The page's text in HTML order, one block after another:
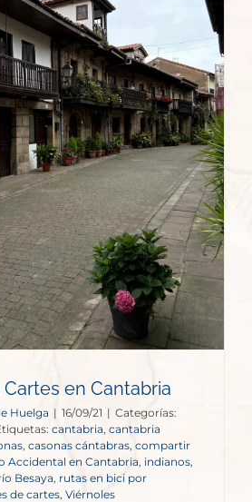
en Cantabria
Huelga | 16/09/21 | Categorías:
cantabria cantabria
, casonas cántabras, compartir
Accidental en Cantabria indianos,
Besaya, rutas en bici por
de cartes, Viérnoles